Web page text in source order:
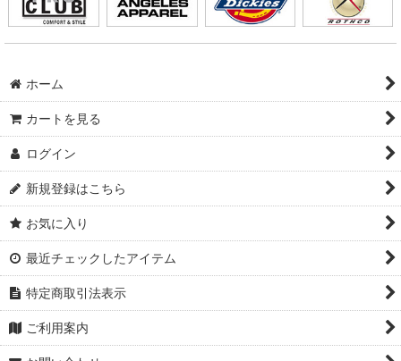
ホーム
カートを見る
ログイン
新規登録はこちら
お気に入り
最近チェックしたアイテム
特定商取引法表示
ご利用案内